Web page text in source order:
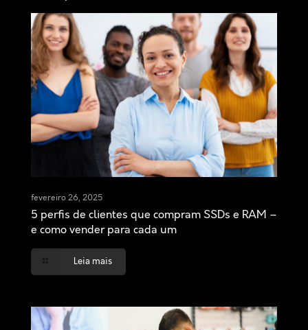
fevereiro 26, 2025
5 perfis de clientes que compram SSDs e RAM –
e como vender para cada um
Leia mais